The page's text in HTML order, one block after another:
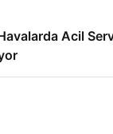
Havalarda Acil